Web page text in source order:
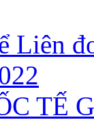
Liên
TẾ